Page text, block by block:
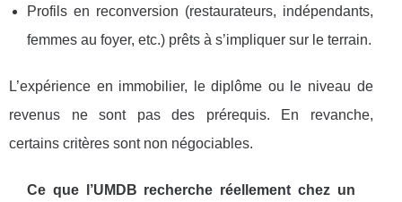
Profils en reconversion (restaurateurs, indépendants,
femmes au foyer, etc.) prêts à s’impliquer sur le terrain.
L’expérience en immobilier, le diplôme ou le niveau de
revenus ne sont pas des prérequis. En revanche,
certains critères sont non négociables.
Ce que l’UMDB recherche réellement chez un